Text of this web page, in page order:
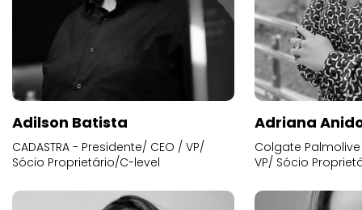
Adilson Batista
CADASTRA - Presidente/ CEO / VP/
Sócio Proprietário/C-level
Adriana
Colgate
VP/ Sócio